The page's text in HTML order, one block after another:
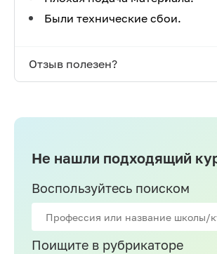
Были технические сбои.
Отзыв полезен?
Не нашли подходящий
Воспользуйтесь поиском
Поищите в рубрикаторе